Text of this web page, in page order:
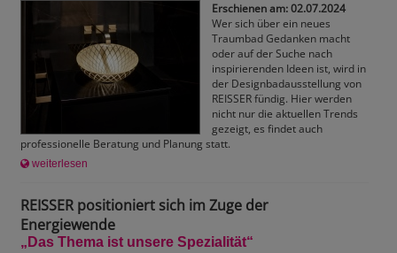
Erschienen am: 02.07.2024
Wer sich über ein neues
Traumbad Gedanken macht
oder auf der Suche nach
inspirierenden Ideen ist, wird in
der Designbadausstellung von
REISSER fündig. Hier werden
nicht nur die aktuellen Trends
gezeigt, es findet auch
professionelle Beratung und Planung statt.
weiterlesen
REISSER positioniert sich im Zuge der
Energiewende
„Das Thema ist unsere Spezialität“